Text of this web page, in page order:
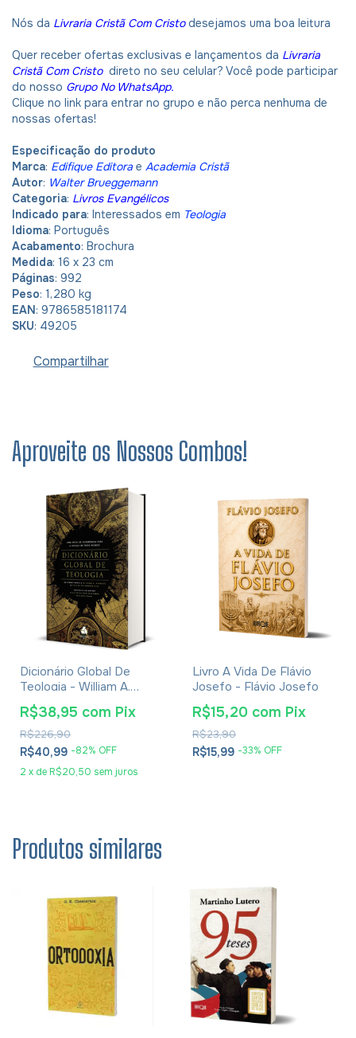
Nós da Livraria Cristã Com Cristodesejamos uma boa leitura
Quer receber ofertas exclusivas e lançamentos da Livraria
Cristã Com Cristo direto no seu celular? Você pode participar
do nosso Grupo No WhatsApp.
Clique no link para entrar no grupo e não perca nenhuma de
nossas ofertas!
Especificação do produto
Marca: Edifique Editora e Academia Cristã
Autor: Walter Brueggemann
Categoria: Livros Evangélicos
Indicado para: Interessados em Teologia
Idioma: Português
Acabamento: Brochura
Medida: 16 x 23 cm
Páginas: 992
Peso: 1,280 kg
EAN: 9786585181174
SKU: 49205
Compartilhar
Aproveite os Nossos Combos!
Dicionário Global De
Teologia - William A.
Dyrness
R$40,99 -82% OFF
2 x de R$20,50 sem juros
R$226,90
R$38,95 com Pix
Livro A Vida De Flávio
Josefo - Flávio Josefo
R$15,99 -33% OFF
R$23,90
R$15,20 com Pix
Produtos similares